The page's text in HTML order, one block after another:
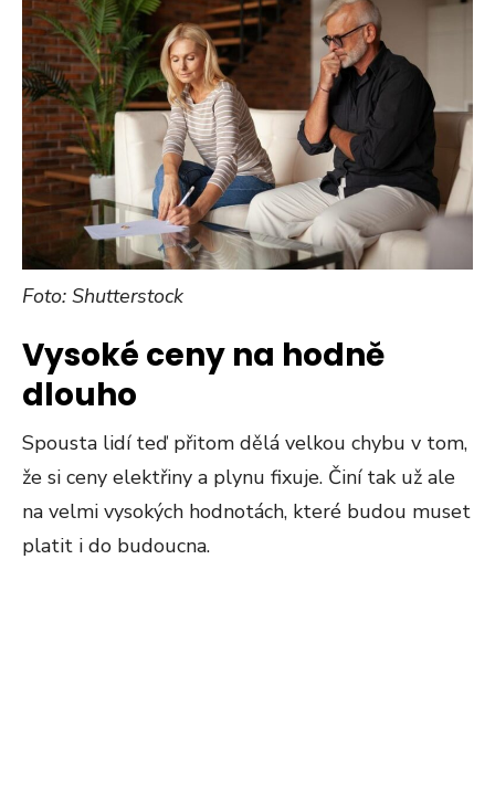
Foto: Shutterstock
Vysoké ceny na hodně
dlouho
Spousta lidí teď přitom dělá velkou chybu v tom,
že si ceny elektřiny a plynu fixuje. Činí tak už ale
na velmi vysokých hodnotách, které budou muset
platit i do budoucna.